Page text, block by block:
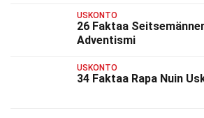
USKONTO
26 Faktaa
Adventismi
USKONTO
34 Faktaa Rapa Nuin